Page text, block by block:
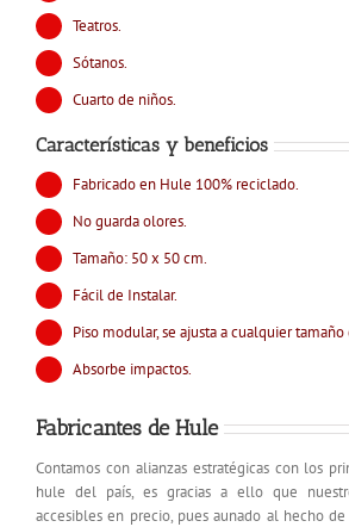
Teatros.
Sótanos.
Cuarto de niños.
Características y beneficios
Fabricado en Hule 100% reciclado.
No guarda olores.
Tamaño: 50 x 50 cm.
Fácil de Instalar.
Piso modular, se ajusta a cualquier
Absorbe impactos.
Fabricantes de Hule
Contamos con alianzas estratégicas con los
hule del país, es gracias a ello que
accesibles en precio, pues aunado al hecho